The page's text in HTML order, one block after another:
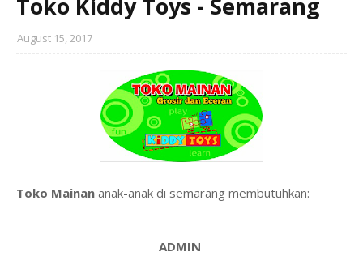
Toko Kiddy Toys - Semarang
August 15, 2017
Toko Mainan anak-anak di semarang membutuhkan:
ADMIN